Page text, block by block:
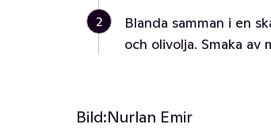
2
Blanda samman i en
och olivolja. Smaka av
Bild:Nurlan Emir